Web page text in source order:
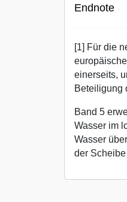
Endnote
[1] Für die
einerseits,
Beteiligung
Band 5
Wasser im
Wasser
der